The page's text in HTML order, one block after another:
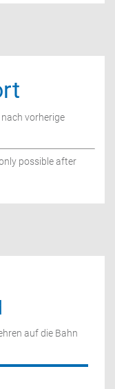
vorherige
possible after
auf die Bahn